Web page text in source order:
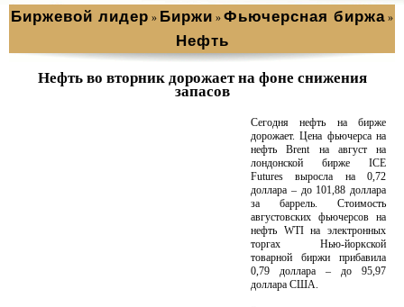
Биржевой лидер » Биржи » Фьючерсная биржа »
Нефть
Нефть во вторник дорожает на фоне снижения
запасов
Сегодня нефть на бирже
дорожает. Цена фьючерса на
нефть Brent на август на
лондонской бирже ICE
Futures выросла на 0,72
доллара – до 101,88 доллара
за баррель. Стоимость
августовских фьючерсов на
нефть WTI на электронных
торгах Нью-йоркской
товарной биржи прибавила
0,79 доллара – до 95,97
доллара США.